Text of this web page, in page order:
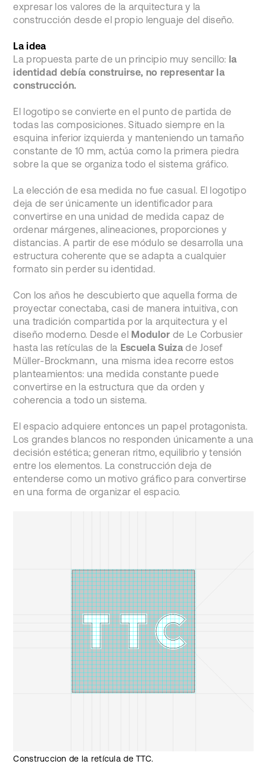
expresar los valores de la arquitectura y la
construcción desde el propio lenguaje del diseño.
La idea
La propuesta parte de un principio muy sencillo:la
identidad debía construirse, no representar la
construcción.
El logotipo se convierte en el punto de partida de
todas las composiciones. Situado siempre en la
esquina inferior izquierda y manteniendo un tamaño
constante de 10 mm, actúa como la primera piedra
sobre la que se organiza todo el sistema gráfico.
La elección de esa medida no fue casual. El logotipo
deja de ser únicamente un identificador para
convertirse en una unidad de medida capaz de
ordenar márgenes, alineaciones, proporciones y
distancias. A partir de ese módulo se desarrolla una
estructura coherente que se adapta a cualquier
formato sin perder su identidad.
Con los años he descubierto que aquella forma de
proyectar conectaba, casi de manera intuitiva, con
una tradición compartida por la arquitectura y el
diseño moderno. Desde el Modulor de Le Corbusier
hasta las retículas de la Escuela Suizade Josef
Müller-Brockmann, una misma idea recorre estos
planteamientos: una medida constante puede
convertirse en la estructura que da orden y
coherencia a todo un sistema.
El espacio adquiere entonces un papel protagonista.
Los grandes blancos no responden únicamente a una
decisión estética; generan ritmo, equilibrio y tensión
entre los elementos. La construcción deja de
entenderse como un motivo gráfico para convertirse
en una forma de organizar el espacio.
Construccion de la retícula de TTC.